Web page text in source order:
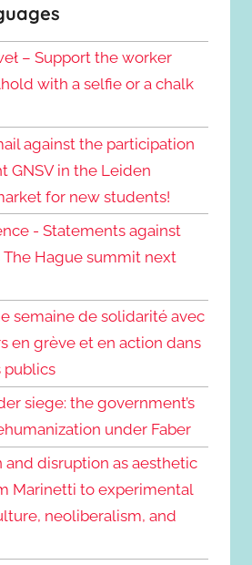
– Support the worker
with a selfie or a chalk
against the participation
GNSV in the Leiden
for new students!
- Statements against
The Hague summit next
semaine de solidarité avec
en grève et en action dans
publics
siege: the government’s
under Faber
and disruption as aesthetic
Marinetti to experimental
neoliberalism, and